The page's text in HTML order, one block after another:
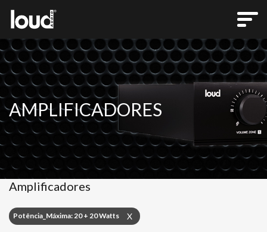
AMPLIFICADORES
Amplificadores
Potência_Máxima: 20 + 20 Watts X